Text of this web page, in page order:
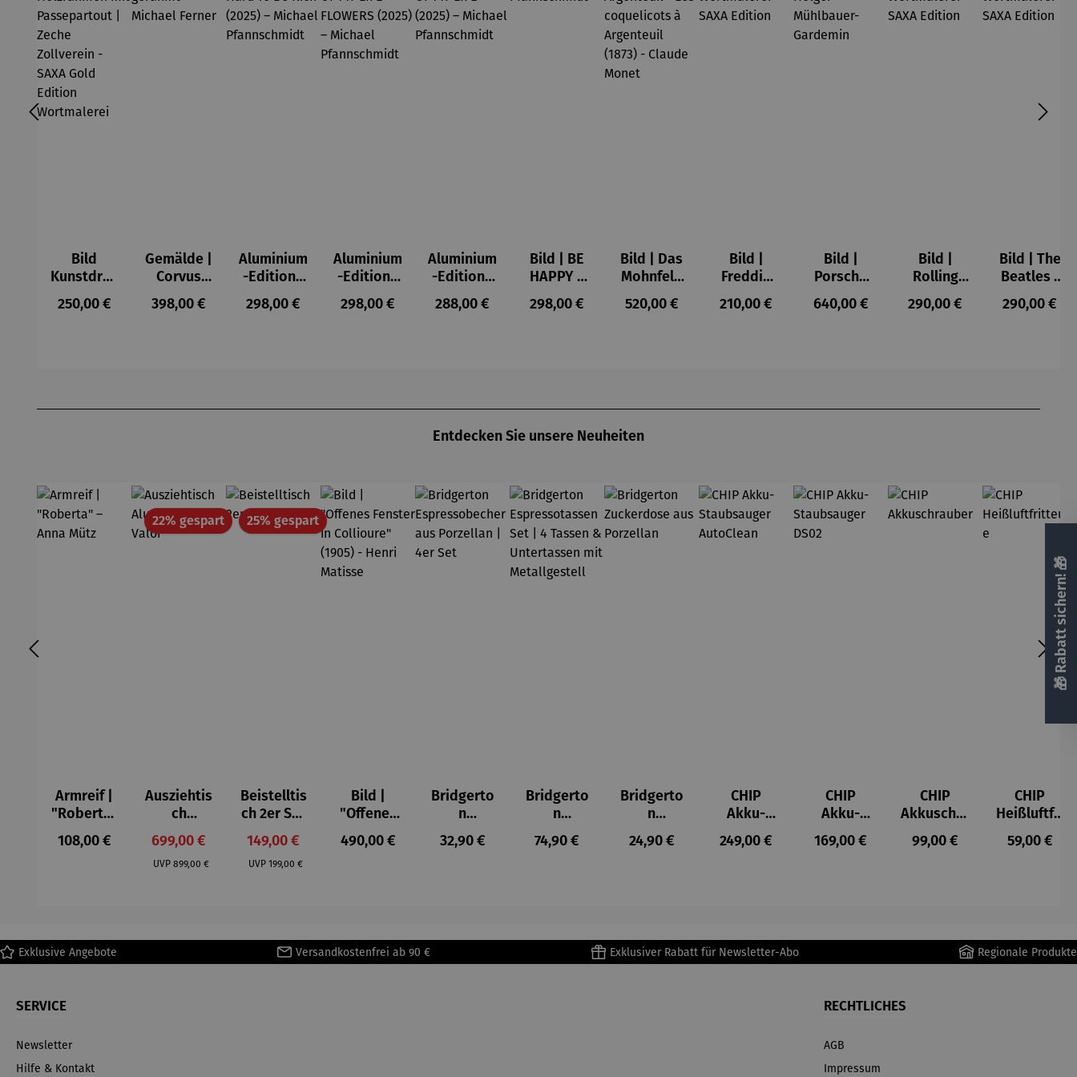
Bild
Kunstdruc
k im
Holzrahm
rei
Regulärer Preis:
250,00 €
Gemälde |
Corvus
Libri,
gerahmt –
Regulärer Preis:
398,00 €
Aluminium
-Edition |
It’s Hard
To Be Rich
Regulärer Preis:
298,00 €
Aluminium
-Edition |
LOVE OF
MY LIFE -
Regulärer Preis:
298,00 €
Aluminium
-Edition |
LOVE OF
MY LIFE
Regulärer Preis:
288,00 €
Bild | BE
HAPPY –
Michael
Pfannsch
Regulärer Preis:
298,00 €
Bild | Das
Mohnfeld
bei
Argenteuil
Monet
Regulärer Preis:
520,00 €
Bild |
Freddie
Mercury -
Wortmale
Regulärer Preis:
210,00 €
Bild |
Porsche
911 (2023)
– Holger
Regulärer Preis:
640,00 €
Bild |
Rolling
Stones -
Wortmale
Regulärer Preis:
290,00 €
Bild | The
Beatles -
Wortmale
rei SAXA
Regulärer
290,00 €
Entdecken Sie unsere Neuheiten
Armreif |
"Roberta"
– Anna
Mütz
Regulärer Preis:
108,00 €
22% gespartRabatt
Ausziehtis
ch
Aluminium
– Valor
Verkaufspreis:
699,00 €
UVP Regulärer Preis:
899,00 €
25% gespartRabatt
Beistelltis
ch 2er Set
– Dalias
Verkaufspreis:
149,00 €
UVP Regulärer Preis:
199,00 €
Bild |
"Offenes
Fenster in
Collioure"
Regulärer Preis:
490,00 €
Bridgerto
n
Espresso
becher
Regulärer Preis:
32,90 €
Bridgerto
n
Espressot
assen Set
Metallges
Regulärer Preis:
74,90 €
Bridgerto
n
Zuckerdo
se aus
Regulärer Preis:
24,90 €
CHIP
Akku-
Staubsau
ger
Regulärer Preis:
249,00 €
CHIP
Akku-
Staubsau
ger DS02
Regulärer Preis:
169,00 €
CHIP
Akkuschra
uber
Regulärer Preis:
99,00 €
CHIP
Heißluftfri
tteuse
Regulärer
59,00 €
Exklusive Angebote Versandkostenfrei ab 90 € Exklusiver Rabatt für Newsletter-Abo Regionale Produkte
SERVICE
Newsletter
Hilfe & Kontakt
RECHTLICHES
AGB
Impressum
🎁 Rabatt sichern! 🎁